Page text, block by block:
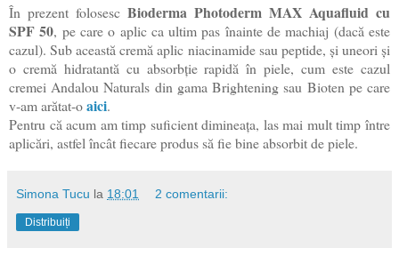
În prezent folosesc Bioderma Photoderm MAX Aquafluid cu
SPF 50, pe care o aplic ca ultim pas înainte de machiaj (dacă este
cazul). Sub această cremă aplic niacinamide sau peptide, și uneori și
o cremă hidratantă cu absorbție rapidă în piele, cum este cazul
cremei Andalou Naturals din gama Brightening sau Bioten pe care
v-am arătat-oaici.
Pentru că acum am timp suficient dimineața, las mai mult timp între
aplicări, astfel încât fiecare produs să fie bine absorbit de piele.
Simona Tucu la 18:01 2 comentarii:
Distribuiți